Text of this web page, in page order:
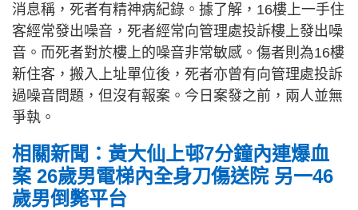
消息稱，死者有精神病紀錄。據了解，16樓上一手住
客經常發出噪音，死者經常向管理處投訴樓上發出噪
音。而死者對於樓上的噪音非常敏感。傷者則為16樓
新住客，搬入上址單位後，死者亦曾有向管理處投訴
過噪音問題，但沒有報案。今日案發之前，兩人並無
爭執。
相關新聞：黃大仙上邨7分鐘內連爆血
案 26歲男電梯內全身刀傷送院 另一46
歲男倒斃平台